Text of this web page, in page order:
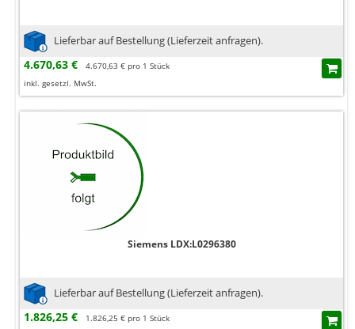
Lieferbar auf Bestellung (Lieferzeit anfragen).
4.670,63 €
4.670,63 € pro 1 Stück
inkl. gesetzl. MwSt.
Siemens LDX:L0296380
Lieferbar auf Bestellung (Lieferzeit anfragen).
1.826,25 €
1.826,25 € pro 1 Stück